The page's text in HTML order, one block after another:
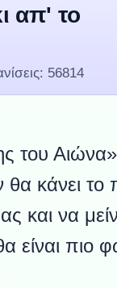
απ' το
56814
Αιώνα»
θα κάνει
και να
είναι πιο